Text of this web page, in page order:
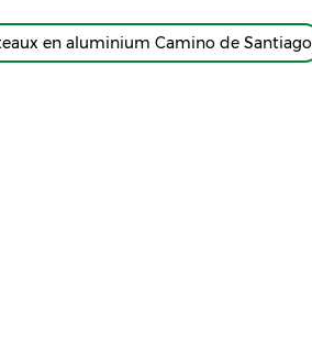
en aluminium Camino de Santiago